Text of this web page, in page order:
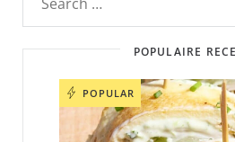
POPULAIRE
POPULAR